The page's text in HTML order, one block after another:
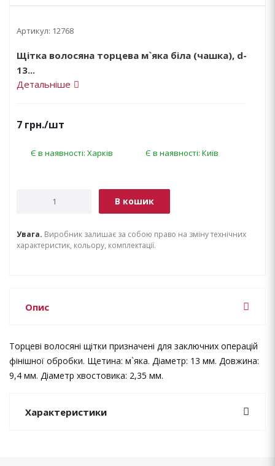
Артикул: 12768
Щітка волосяна торцева м`яка біла (чашка), d-
13...
Детальніше
7 грн./шт
Є в наявності: Харків Є в наявності: Київ
В кошик
Увага. Виробник залишає за собою право на зміну технічних
характеристик, кольору, комплектації.
Опис
Торцеві волосяні щітки призначені для заключних операцій
фінішної обробки. Щетина: м`яка. Діаметр: 13 мм. Довжина:
9,4 мм. Діаметр хвостовика: 2,35 мм.
Характеристики